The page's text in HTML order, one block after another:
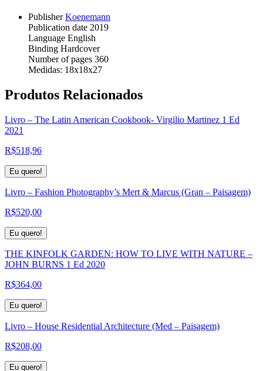
PublisherKoenemann
Publication date 2019
Language English
Binding Hardcover
Number of pages 360
Medidas: 18x18x27
Produtos Relacionados
Livro – The Latin American Cookbook- Virgilio Martinez 1 Ed
2021
R$518,96
Eu quero!
Livro – Fashion Photography’s Mert & Marcus (Gran – Paisagem)
R$520,00
Eu quero!
THE KINFOLK GARDEN: HOW TO LIVE WITH NATURE –
JOHN BURNS 1 Ed 2020
R$364,00
Eu quero!
Livro – House Residential Architecture (Med – Paisagem)
R$208,00
Eu quero!